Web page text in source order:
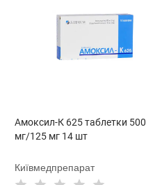
Амоксил-К 625 таблетки 500
мг/125 мг 14 шт
Київмедпрепарат